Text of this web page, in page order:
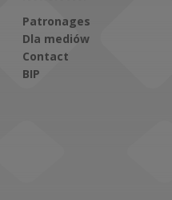
Patronages
Dla mediów
Contact
BIP